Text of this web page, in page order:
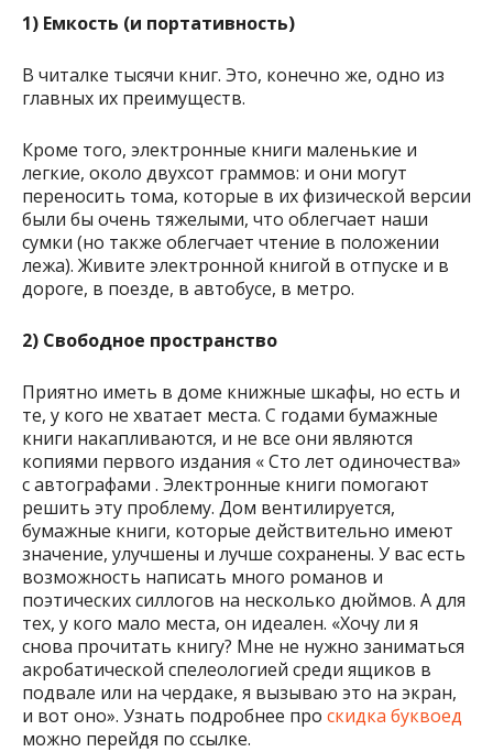
1) Емкость (и портативность)
В читалке тысячи книг. Это, конечно же, одно из
главных их преимуществ.
Кроме того, электронные книги маленькие и
легкие, около двухсот граммов: и они могут
переносить тома, которые в их физической версии
были бы очень тяжелыми, что облегчает наши
сумки (но также облегчает чтение в положении
лежа). Живите электронной книгой в отпуске и в
дороге, в поезде, в автобусе, в метро.
2) Свободное пространство
Приятно иметь в доме книжные шкафы, но есть и
те, у кого не хватает места. С годами бумажные
книги накапливаются, и не все они являются
копиями первого издания « Сто лет одиночества»
с автографами . Электронные книги помогают
решить эту проблему. Дом вентилируется,
бумажные книги, которые действительно имеют
значение, улучшены и лучше сохранены. У вас есть
возможность написать много романов и
поэтических силлогов на несколько дюймов. А для
тех, у кого мало места, он идеален. «Хочу ли я
снова прочитать книгу? Мне не нужно заниматься
акробатической спелеологией среди ящиков в
подвале или на чердаке, я вызываю это на экран,
и вот оно». Узнать подробнее про скидка буквоед
можно перейдя по ссылке.